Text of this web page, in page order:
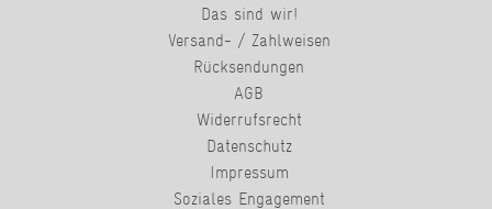
Das sind wir!
Versand- / Zahlweisen
Rücksendungen
AGB
Widerrufsrecht
Datenschutz
Impressum
Soziales Engagement